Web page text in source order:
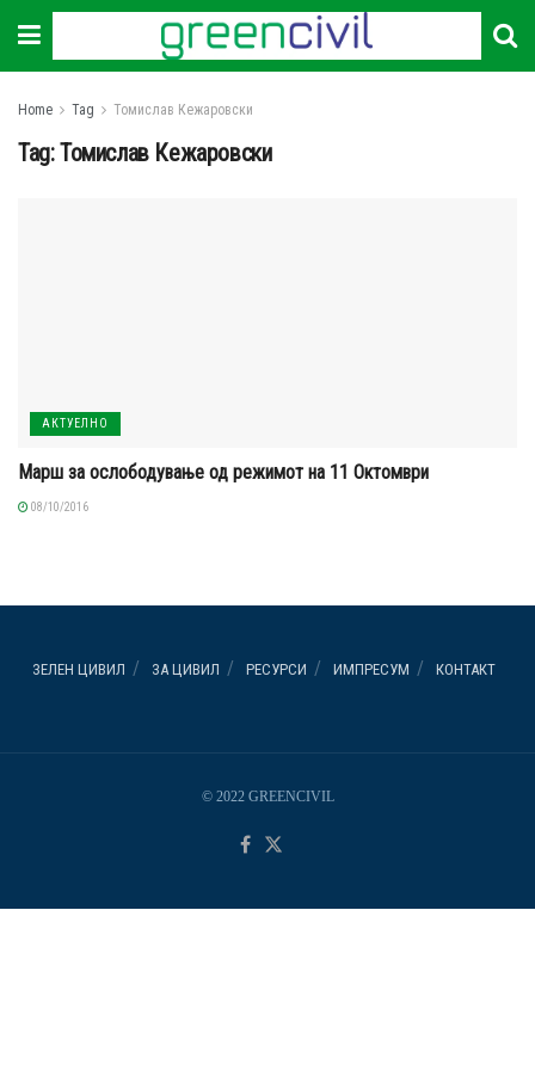
Home Tag Томислав Кежаровски
Tag:Томислав Кежаровски
АКТУЕЛНО
Марш за ослободување од режимот на 11 Октомври
08/10/2016
ЗЕЛЕН ЦИВИЛ ЗА ЦИВИЛ РЕСУРСИ ИМПРЕСУМ КОНТАКТ
© 2022 GREENCIVIL